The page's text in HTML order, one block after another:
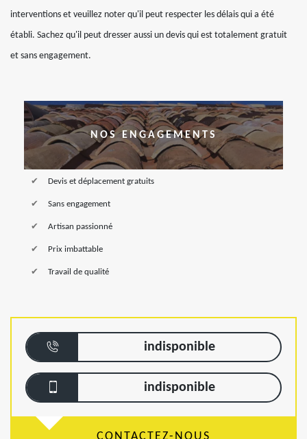
interventions et veuillez noter qu'il peut respecter les délais qui a été
établi. Sachez qu'il peut dresser aussi un devis qui est totalement gratuit
et sans engagement.
NOS ENGAGEMENTS
Devis et déplacement gratuits
Sans engagement
Artisan passionné
Prix imbattable
Travail de qualité
indisponible
indisponible